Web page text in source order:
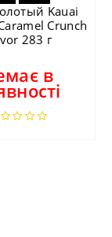
Kauai
Crunch
283 г
в